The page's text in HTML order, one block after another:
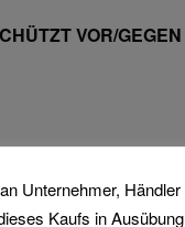
VOR/GEGEN
Unternehmer, Händler
Kaufs in Ausübung